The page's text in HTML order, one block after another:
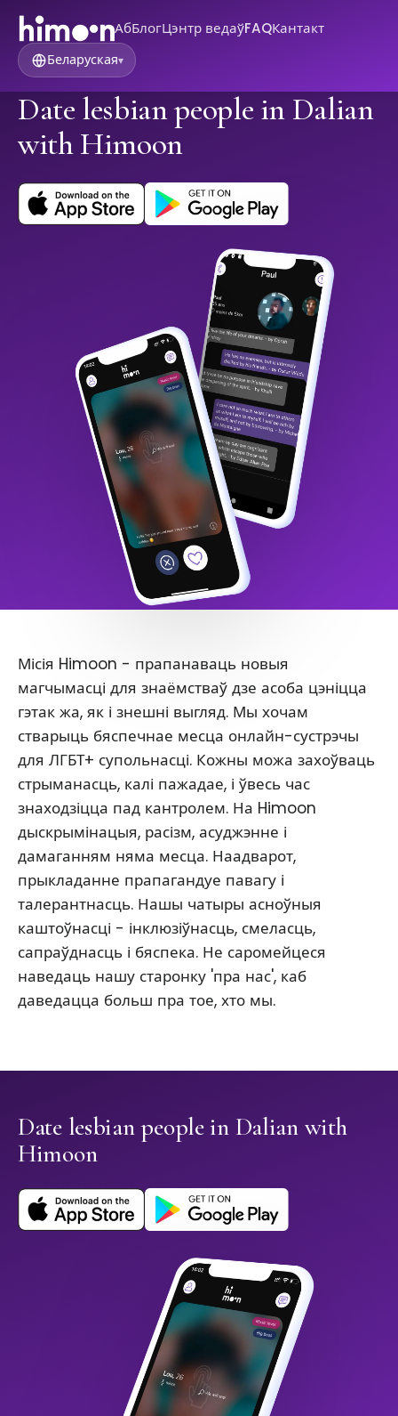
АбБлогЦэнтр ведаўFAQКантакт
Беларуская▾
Date lesbian people in Dalian
with Himoon
Місія Himoon - прапанаваць новыя
магчымасці для знаёмстваў дзе асоба цэніцца
гэтак жа, як і знешні выгляд. Мы хочам
стварыць бяспечнае месца онлайн-сустрэчы
для ЛГБТ+ супольнасці. Кожны можа захоўваць
стрыманасць, калі пажадае, і ўвесь час
знаходзіцца пад кантролем. На Himoon
дыскрымінацыя, расізм, асуджэнне і
дамаганням няма месца. Наадварот,
прыкладанне прапагандуе павагу і
талерантнасць. Нашы чатыры асноўныя
каштоўнасці - інклюзіўнасць, смеласць,
сапраўднасць і бяспека. Не саромейцеся
наведаць нашу старонку 'пра нас', каб
даведацца больш пра тое, хто мы.
Date lesbian people in Dalian with
Himoon